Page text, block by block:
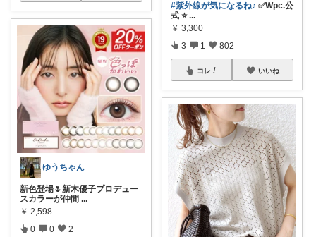
ゆうちゃん
新色登場🌷新木優子プロデュー
スカラーが仲間 ...
￥ 2,598
0 0 2
#紫外線が気になるね♪ ✅Wpc.公
式 ⭐ ...
￥ 3,300
3 1 802
コレ いいね